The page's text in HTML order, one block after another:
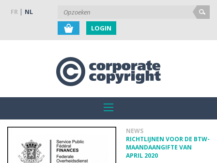
FR NL
LOGIN
NEWS
RICHTLIJNEN VOOR DE BTW-
MAANDAANGIFTE VAN
APRIL 2020